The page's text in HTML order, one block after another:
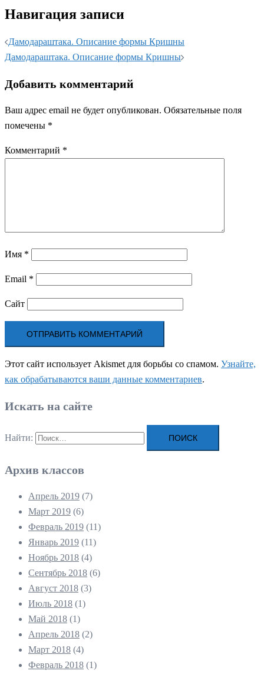
Навигация записи
Дамодараштака. Описание формы Кришны
Дамодараштака. Описание формы Кришны
Добавить комментарий
Ваш адрес email не будет опубликован. Обязательные поля
помечены *
Комментарий *
Имя *
Email *
Сайт
Этот сайт использует Akismet для борьбы со спамом. Узнайте,
как обрабатываются ваши данные комментариев.
Искать на сайте
Найти:
Архив классов
Апрель 2019 (7)
Март 2019 (6)
Февраль 2019 (11)
Январь 2019 (11)
Ноябрь 2018 (4)
Сентябрь 2018 (6)
Август 2018 (3)
Июль 2018 (1)
Май 2018 (1)
Апрель 2018 (2)
Март 2018 (4)
Февраль 2018 (1)